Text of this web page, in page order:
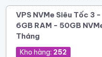
VPS NVMe Siêu Tốc 3
6GB RAM - 50GB
Tháng
Kho hàng: 252